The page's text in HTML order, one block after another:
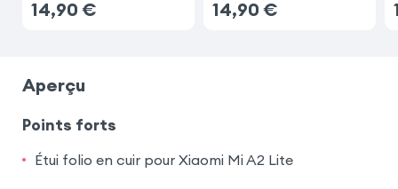
14,90 € 14,90 €
Aperçu
Points forts
Étui folio en cuir pour Xiaomi Mi A2 Lite